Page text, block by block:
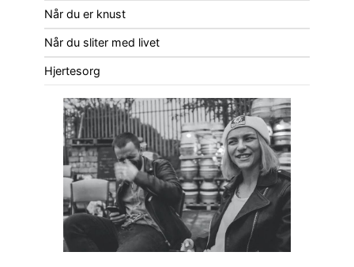
Når du er knust
Når du sliter med livet
Hjertesorg